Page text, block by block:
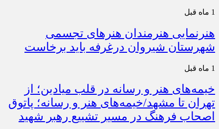
1 ماه قبل
هنرنمایی هنرمندان هنرهای تجسمی
شهرستان شیروان درغرفه باید برخاست
1 ماه قبل
خیمه‌های هنر و رسانه در قلب میادین؛ از
تهران تا مشهد/خیمه‌های هنر و رسانه؛ پاتوق
اصحاب فرهنگ در مسیر تشییع رهبر شهید